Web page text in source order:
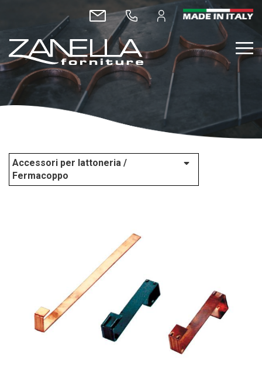
Accessori per lattoneria /
Fermacoppo